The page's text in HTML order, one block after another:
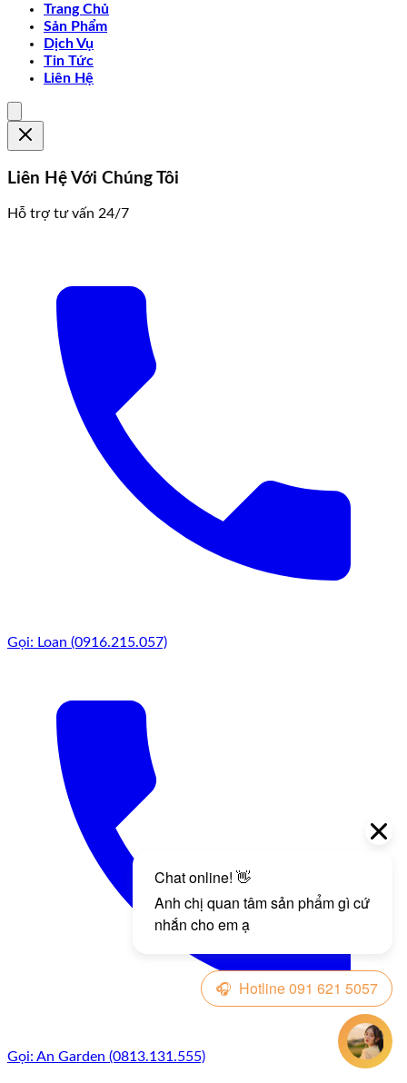
Trang Chủ
Sản Phẩm
Dịch Vụ
Tin Tức
Liên Hệ
Liên Hệ Với Chúng Tôi
Hỗ trợ tư vấn 24/7
Gọi: Loan (0916.215.057)
Gọi: An Garden (0813.131.555)